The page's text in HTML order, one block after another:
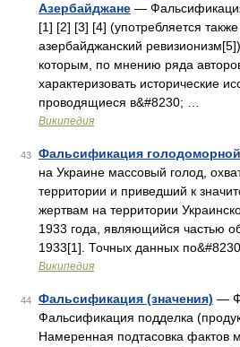
Азербайджане —
[1] [2] [3] [4] (употребляется
азербайджанский
которым, по мнению ряда
характеризовать исторические
проводящиеся в&#8230; …
Википедия
43 Фальсификация
на Украине массовый голод,
территории и приведший к
жертвам на территории
1933 года, являющийся частью
1933[1]. Точных данных
Википедия
44 Фальсификация (значения) —
Фальсификация подделка
Намеренная подтасовка фактов